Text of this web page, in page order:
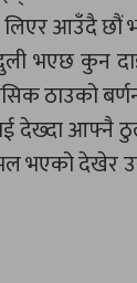
आउँदै छौं
भएछ कुन
ठाउको
देख्दा आफ्नै
भएको देखेर